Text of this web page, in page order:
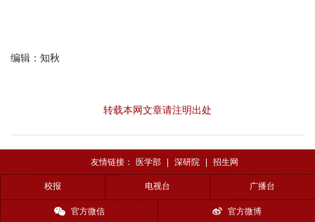
编辑：知秋
转载本网文章请注明出处
友情链接： 医学部 深研院 招生网
校报 电视台 广播台
官方微信 官方微博